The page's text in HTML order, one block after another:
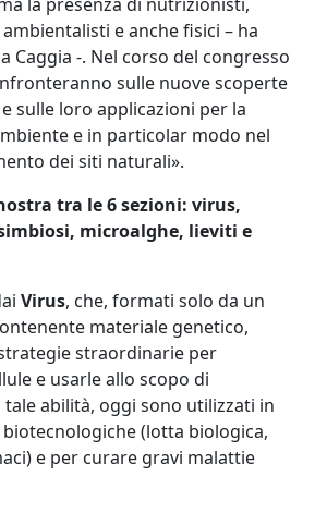
e anche fisici – ha
Caggia -. Nel corso del congresso
sulle nuove scoperte
sulle loro applicazioni per la
e in particolar modo nel
dei siti naturali».
tra le 6 sezioni: virus,
microalghe, lieviti e
Virus, che, formati solo da un
materiale genetico,
straordinarie per
e usarle allo scopo di
tale abilità, oggi sono utilizzati in
(lotta biologica,
e per curare gravi malattie